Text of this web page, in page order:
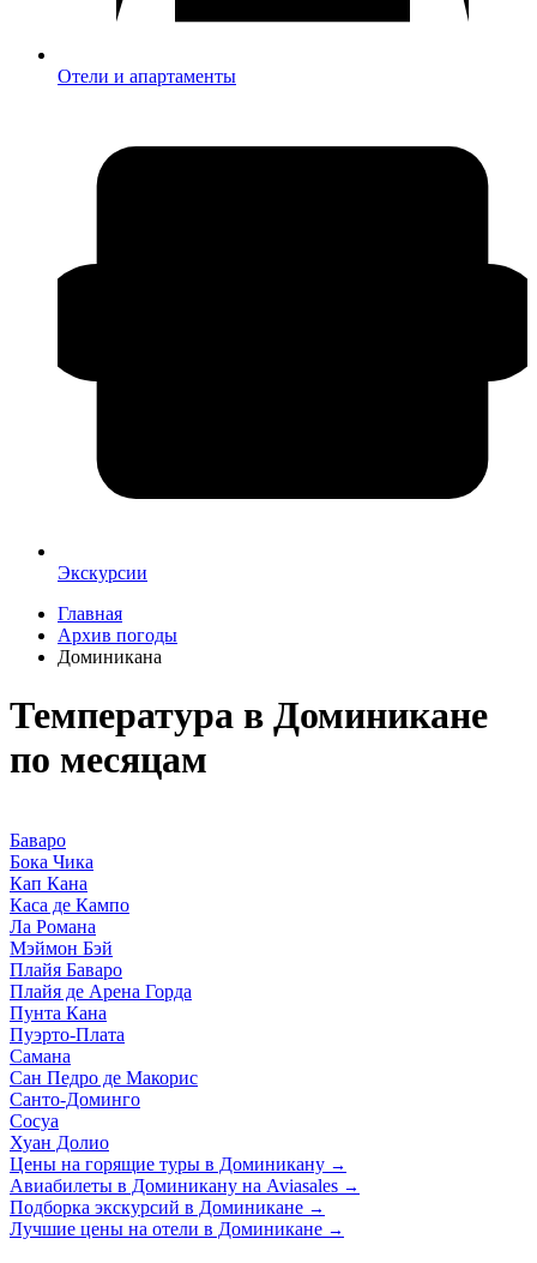
Отели и апартаменты
Экскурсии
Главная
Архив погоды
Доминикана
Температура в Доминикане
по месяцам
Баваро
Бока Чика
Кап Кана
Каса де Кампо
Ла Романа
Мэймон Бэй
Плайя Баваро
Плайя де Арена Горда
Пунта Кана
Пуэрто-Плата
Самана
Сан Педро де Макорис
Санто-Доминго
Сосуа
Хуан Долио
Цены на горящие туры в Доминикану →
Авиабилеты в Доминикану на Aviasales →
Подборка экскурсий в Доминикане →
Лучшие цены на отели в Доминикане →